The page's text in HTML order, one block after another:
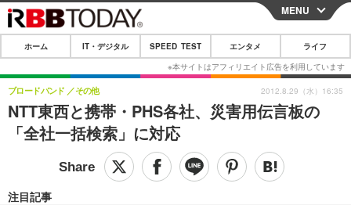
CLOSE
ホーム
IT・デジタル
IT・デジタルTOP スマートフォン
ショッピング その他
SPEED TEST
エンタメTOP 映画・ドラマ
MENU
ホーム IT・デジタル SPEED TEST エンタメ ライフ
NTT東西と携帯・PHS各社、災害用伝言板の
「全社一括検索」に対応
ブロードバンド その他
注目記事
2012.8.29（水）16:35